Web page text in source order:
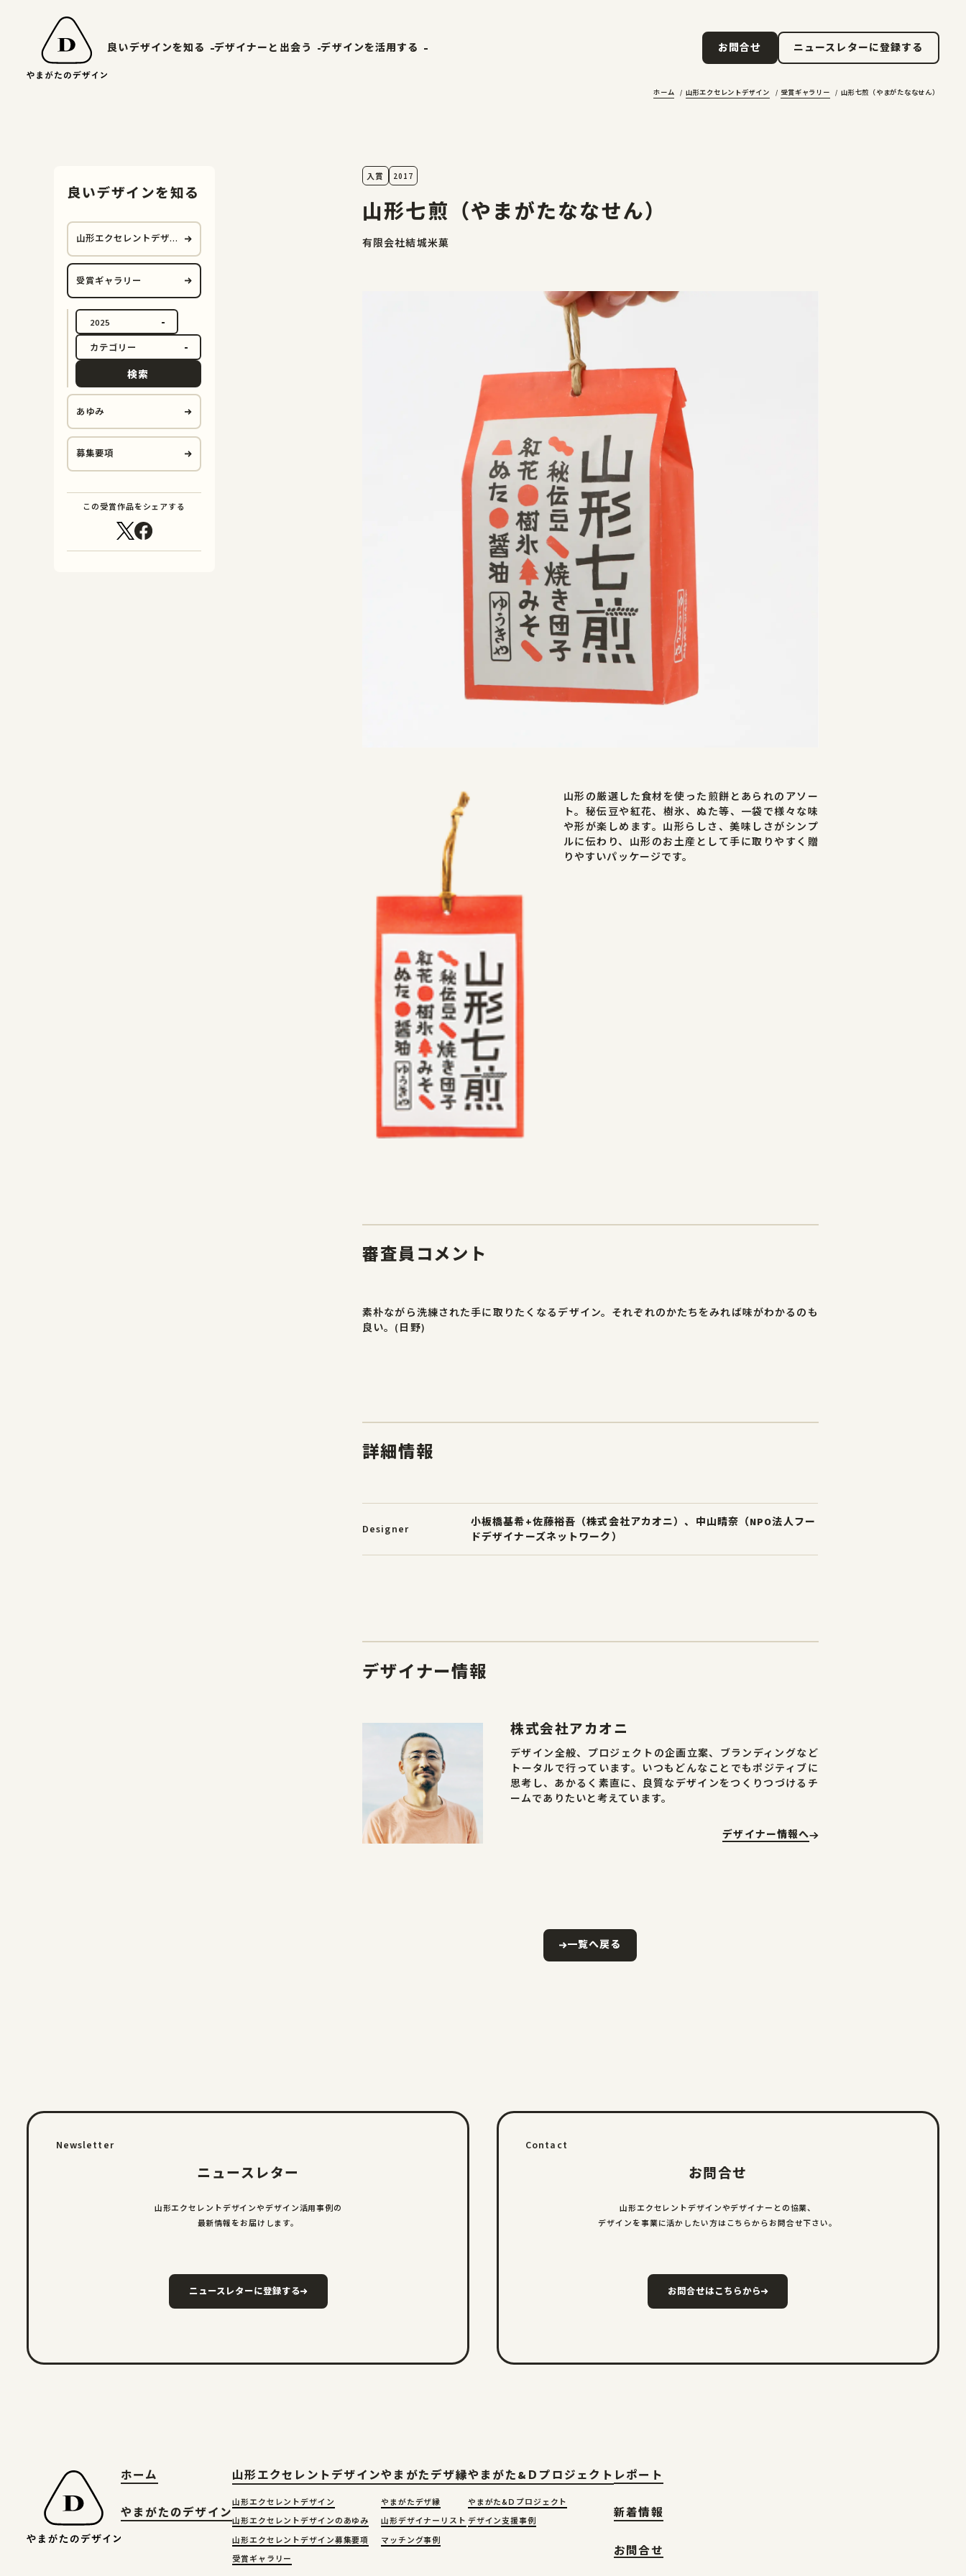
良いデザインを知る デザイナーと出会う デザインを活用する お問合せ ニュースレターに登録する
山形エクセレントデザインのあゆみ
山形エクセレントデザイン2025募集要項
ニュースレターに登録する
山形エクセレントデザイン
山形エクセレントデザイン
やまがた&Ｄプロジェクト
ホーム 山形エクセレントデザイン 受賞ギャラリー 山形七煎（やまがたななせん）
良いデザインを知る
山形エクセレントデザイ
受賞ギャラリー
検索
あゆみ
募集要項
この受賞作品をシェアする
入賞 2017
山形七煎（やまがたななせん）
有限会社結城米菓
山形の厳選した食材を使った煎餅とあられのアソー
ト。秘伝豆や紅花、樹氷、ぬた等、一袋で様々な味
や形が楽しめます。山形らしさ、美味しさがシンプ
ルに伝わり、山形のお土産として手に取りやすく贈
りやすいパッケージです。
審査員コメント
素朴ながら洗練された手に取りたくなるデザイン。それぞれのかたちをみれば味がわかるのも
良い。(日野)
詳細情報
Designer
小板橋基希+佐藤裕吾（株式会社アカオニ）、中山晴奈（NPO法人フー
ドデザイナーズネットワーク）
デザイナー情報
株式会社アカオニ
デザイン全般、プロジェクトの企画立案、ブランディングなど
トータルで行っています。いつもどんなことでもポジティブに
思考し、あかるく素直に、良質なデザインをつくりつづけるチ
ームでありたいと考えています。
デザイナー情報へ
一覧へ戻る
Newsletter
ニュースレター
山形エクセレントデザインやデザイン活用事例の
最新情報をお届けします。
ニュースレターに登録する
Contact
お問合せ
山形エクセレントデザインやデザイナーとの協業、
デザインを事業に活かしたい方はこちらからお問合せ下さい。
お問合せはこちらから
ホーム
やまがたのデザイン
山形エクセレントデザイン
山形エクセレントデザイン
山形エクセレントデザインのあゆみ
山形エクセレントデザイン募集要項
受賞ギャラリー
やまがたデザ縁
やまがたデザ縁
山形デザイナーリスト
マッチング事例
やまがた&Ｄプロジェクト
やまがた&Ｄプロジェクト
デザイン支援事例
レポート
新着情報
お問合せ